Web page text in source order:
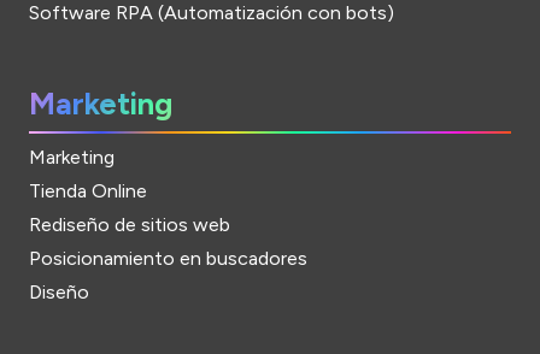
Software RPA (Automatización con bots)
Marketing
Marketing
Tienda Online
Rediseño de sitios web
Posicionamiento en buscadores
Diseño